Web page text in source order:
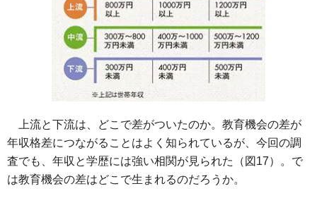
上流と下流は、どこで差がついたのか。教育機会の差が
年収格差につながることはよく知られているが、今回の調
査でも、年収と学歴には強い相関が見られた（図17）。で
は教育機会の差はどこで生まれるのだろうか。